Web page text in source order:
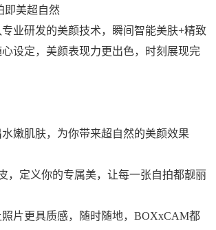
即美超自然
业研发的美颜技术，瞬间智能美肤+精致
设定，美颜表现力更出色，时刻展现完
嫩肌肤，为你带来超自然的美颜效果
，定义你的专属美，让每一张自拍都靓丽
片更具质感，随时随地，BOXxCAM都